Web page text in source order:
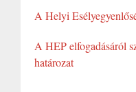
A Helyi
A HEP elfogadásáról
határozat